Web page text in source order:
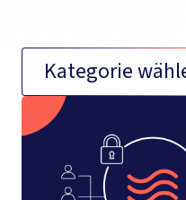
Kategorie